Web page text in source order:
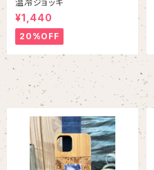
温冷ジョッキ
¥1,440
20%OFF